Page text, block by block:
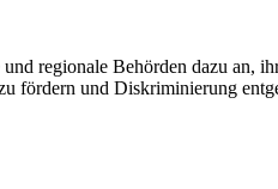
regionale Behörden dazu an,
fördern und Diskriminierung